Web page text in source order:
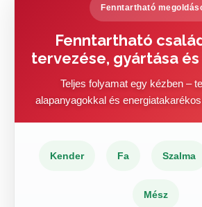
Fenntartható
Fenntartható
tervezése, gyártása
Teljes folyamat egy kézben –
alapanyagokkal és
Kender Fa Szalma
Mész